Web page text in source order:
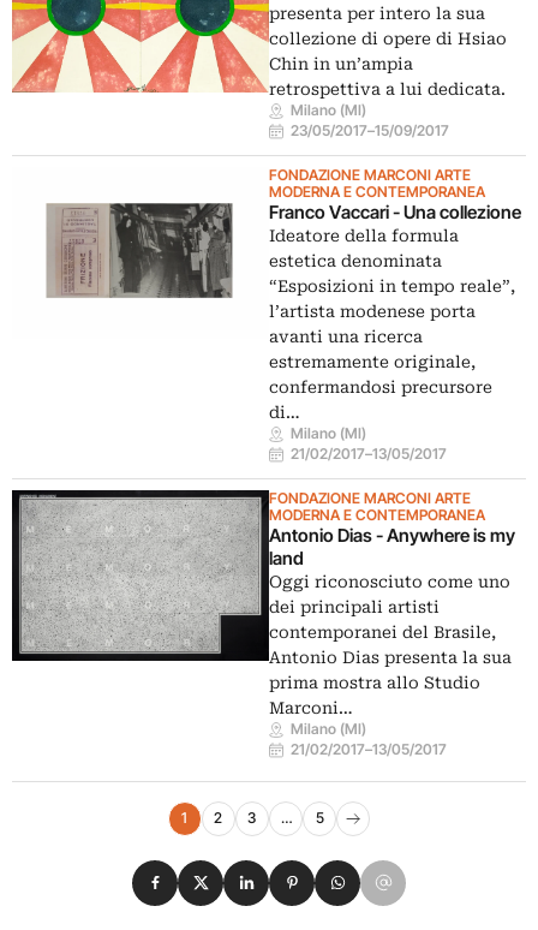
presenta per intero la sua
collezione di opere di Hsiao
Chin in un’ampia
retrospettiva a lui dedicata.
Milano (MI)
23/05/2017–15/09/2017
FONDAZIONE MARCONI ARTE
MODERNA E CONTEMPORANEA
Franco Vaccari - Una collezione
Ideatore della formula
estetica denominata
“Esposizioni in tempo reale”,
l’artista modenese porta
avanti una ricerca
estremamente originale,
confermandosi precursore
di…
Milano (MI)
21/02/2017–13/05/2017
FONDAZIONE MARCONI ARTE
MODERNA E CONTEMPORANEA
Antonio Dias - Anywhere is my
land
Oggi riconosciuto come uno
dei principali artisti
contemporanei del Brasile,
Antonio Dias presenta la sua
prima mostra allo Studio
Marconi…
Milano (MI)
21/02/2017–13/05/2017
Navigazione eventi
1 2 3 … 5
Pagina successiva
Condividi su Facebook
Condividi su X
Condividi su LinkedIn
Condividi su Pinterest
Condividi su WhatsApp
Condividi su Email